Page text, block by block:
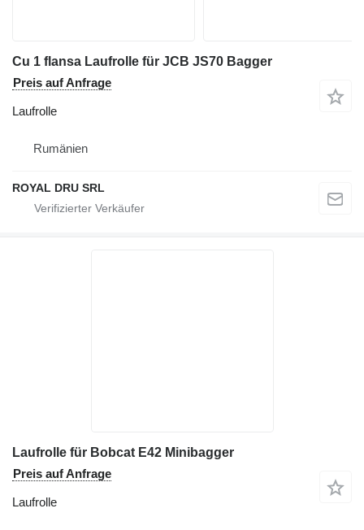
Cu 1 flansa Laufrolle für JCB JS70 Bagger
Preis auf Anfrage
Laufrolle
Rumänien
ROYAL DRU SRL
Laufrolle für Bobcat E42 Minibagger
Preis auf Anfrage
Laufrolle